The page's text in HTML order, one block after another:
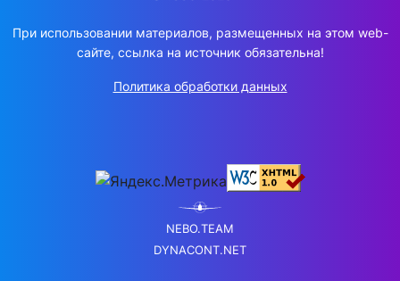
При использовании материалов, размещенных на этом web-
сайте, ссылка на источник обязательна!
Политика обработки данных
NEBO.TEAM
DYNACONT.NET